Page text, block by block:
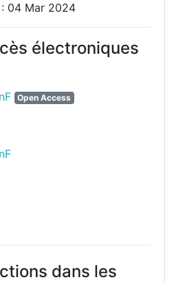
04 Mar 2024
électroniques
Open Access
dans les